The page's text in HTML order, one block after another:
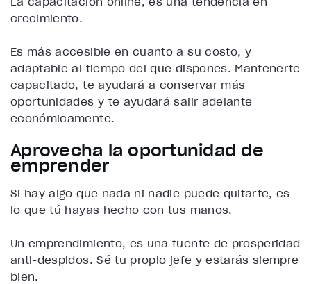
crecimiento.
Es más accesible en cuanto a su costo, y
adaptable al tiempo del que dispones. Mantenerte
capacitado, te ayudará a conservar más
oportunidades y te ayudará salir adelante
económicamente.
Aprovecha la oportunidad de
emprender
Si hay algo que nada ni nadie puede quitarte, es
lo que tú hayas hecho con tus manos.
Un emprendimiento, es una fuente de prosperidad
anti-despidos. Sé tu propio jefe y estarás siempre
bien.